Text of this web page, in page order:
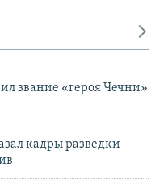
звание «героя Чечни»
кадры разведки